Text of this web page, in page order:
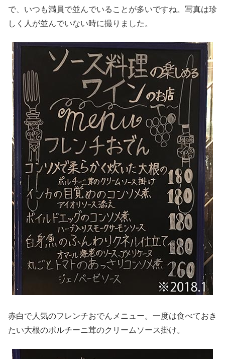
で、いつも満員で並んでいることが多いですね。写真は珍
しく人が並んでいない時に撮りました。
赤白で人気のフレンチおでんメニュー。一度は食べておき
たい大根のポルチーニ茸のクリームソース掛け。